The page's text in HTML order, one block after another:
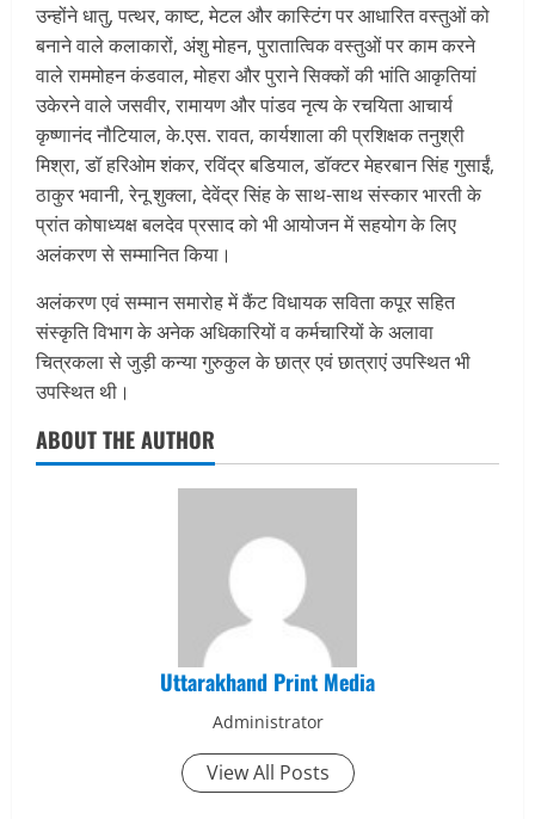
उन्होंने धातु, पत्थर, काष्ट, मेटल और कास्टिंग पर आधारित वस्तुओं को
बनाने वाले कलाकारों, अंशु मोहन, पुरातात्विक वस्तुओं पर काम करने
वाले राममोहन कंडवाल, मोहरा और पुराने सिक्कों की भांति आकृतियां
उकेरने वाले जसवीर, रामायण और पांडव नृत्य के रचयिता आचार्य
कृष्णानंद नौटियाल, के.एस. रावत, कार्यशाला की प्रशिक्षक तनुश्री
मिश्रा, डॉ हरिओम शंकर, रविंद्र बडियाल, डॉक्टर मेहरबान सिंह गुसाईं,
ठाकुर भवानी, रेनू शुक्ला, देवेंद्र सिंह के साथ-साथ संस्कार भारती के
प्रांत कोषाध्यक्ष बलदेव प्रसाद को भी आयोजन में सहयोग के लिए
अलंकरण से सम्मानित किया।
अलंकरण एवं सम्मान समारोह में कैंट विधायक सविता कपूर सहित
संस्कृति विभाग के अनेक अधिकारियों व कर्मचारियों के अलावा
चित्रकला से जुड़ी कन्या गुरुकुल के छात्र एवं छात्राएं उपस्थित भी
उपस्थित थी।
ABOUT THE AUTHOR
Uttarakhand Print Media
Administrator
View All Posts